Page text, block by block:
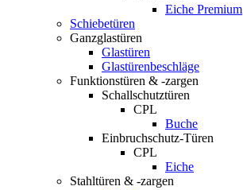
Eiche Premium
Schiebetüren
Ganzglastüren
Glastüren
Glastürenbeschläge
Funktionstüren & -zargen
Schallschutztüren
CPL
Buche
Einbruchschutz-Türen
CPL
Eiche
Stahltüren & -zargen